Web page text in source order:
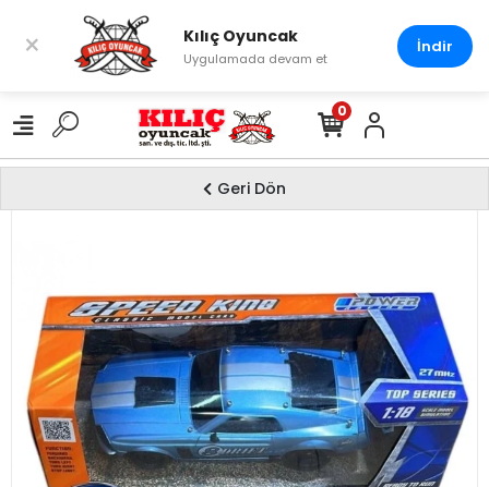
0
Geri Dön
× Kılıç Oyuncak
Uygulamada devam et
İndir